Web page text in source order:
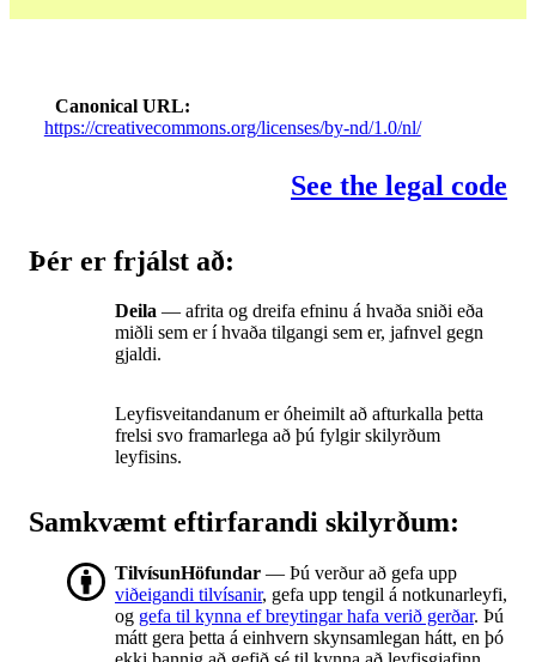
Canonical URL
https://creativecommons.org/licenses/by-nd/1.0/nl/
See the legal code
Þér er frjálst að:
Deila — afrita og dreifa efninu á hvaða sniði eða
miðli sem er í hvaða tilgangi sem er, jafnvel gegn
gjaldi.
Leyfisveitandanum er óheimilt að afturkalla þetta
frelsi svo framarlega að þú fylgir skilyrðum
leyfisins.
Samkvæmt eftirfarandi skilyrðum:
TilvísunHöfundar — Þú verður að gefa upp
viðeigandi tilvísanir, gefa upp tengil á notkunarleyfi,
og gefa til kynna ef breytingar hafa verið gerðar. Þú
mátt gera þetta á einhvern skynsamlegan hátt, en þó